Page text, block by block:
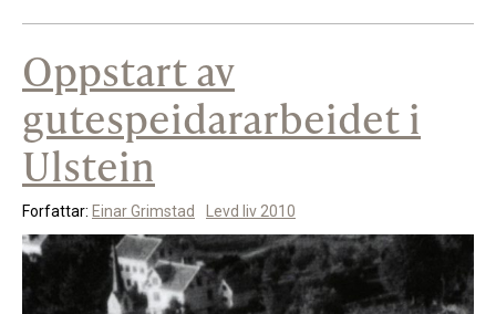
Oppstart av
gutespeidararbeidet i
Ulstein
Forfattar: Einar Grimstad Levd liv 2010